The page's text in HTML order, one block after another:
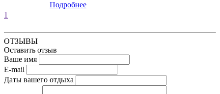
Подробнее
1
ОТЗЫВЫ
Оставить отзыв
Ваше имя
E-mail
Даты вашего отдыха